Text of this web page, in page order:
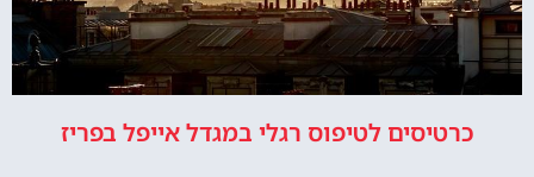
כרטיסים לטיפוס רגלי במגדל אייפל בפריז